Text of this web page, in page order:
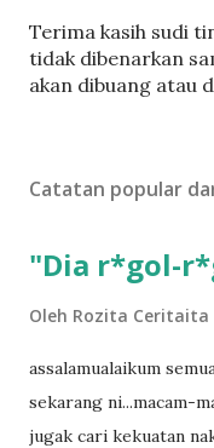
C
a
t
l
Terima kasih sudi
tidak dibenarkan
akan dibuang atau
Catatan popular
"Dia r*gol-
Oleh Rozita Ceritaita
assalamualaikum
sekarang ni...macam-
jugak cari kekuatan